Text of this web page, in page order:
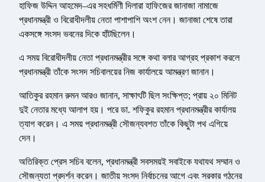
হাফিজ উদ্দিন আহমেদ–এর সহধর্মিণী দিলারা হাফিজের জানাজা নামাজে
প্রধানমন্ত্রী ও বিরোধীদলীয় নেতা পাশাপাশি অংশ নেন। জানাজা শেষে তারা
একসঙ্গে সংসদ ভবনের দিকে হাঁটছিলেন।
এ সময় বিরোধীদলীয় নেতা প্রধানমন্ত্রীর সঙ্গে কথা বলার আগ্রহ প্রকাশ করলে
প্রধানমন্ত্রী তাঁকে সংসদ সচিবালয়ের নিজ কার্যালয়ে আমন্ত্রণ জানান।
আতিকুর রহমান রুমন আরও জানান, সাক্ষাৎটি ছিল সংক্ষিপ্ত; প্রায় ২০ মিনিট
দুই নেতার মধ্যে আলাপ হয়। পরে ডা. শফিকুর রহমান প্রধানমন্ত্রীর কার্যালয়
ত্যাগ করেন। এ সময় প্রধানমন্ত্রী সৌজন্যবশত তাঁকে কিছুটা পথ এগিয়ে
দেন।
অতিরিক্ত প্রেস সচিব বলেন, প্রধানমন্ত্রী সবসময়ই সবাইকে যথাযথ সম্মান ও
সৌজন্যতা প্রদর্শন করেন। জাতীয় সংসদ নির্বাচনের আগে এবং সরকার গঠনের